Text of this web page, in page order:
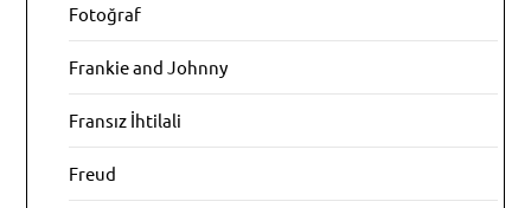
Fotoğraf
Frankie and Johnny
Fransız İhtilali
Freud